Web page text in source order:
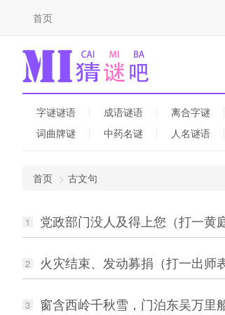
首页
字谜谜语 成语谜语 离合字谜
词曲牌谜
中药名谜 人名谜语
首页 古文句
1 党政部门没人及得上您（打一黄
2 火灾结束、发动募捐（打一出师
3 窗含西岭千秋雪，门泊东吴万里